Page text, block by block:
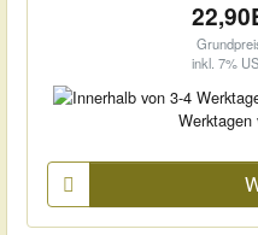
inkl. 7%
Werktagen